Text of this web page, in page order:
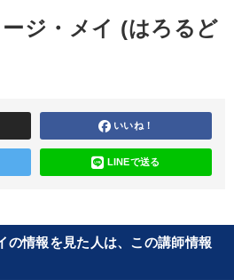
ジ・メイ (はろるど
いいね！
LINEで送る
の情報を見た人は、この講師情報